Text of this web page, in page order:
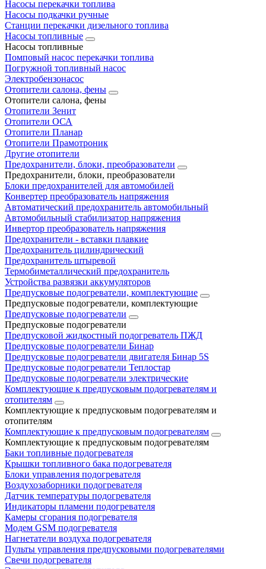
Насосы перекачки топлива
Насосы подкачки ручные
Станции перекачки дизельного топлива
Насосы топливные
Насосы топливные
Помповый насос перекачки топлива
Погружной топливный насос
Электробензонасос
Отопители салона, фены
Отопители салона, фены
Отопители Зенит
Отопители ОСА
Отопители Планар
Отопители Прамотроник
Другие отопители
Предохранители, блоки, преобразователи
Предохранители, блоки, преобразователи
Блоки предохранителей для автомобилей
Конвертер преобразователь напряжения
Автоматический предохранитель автомобильный
Автомобильный стабилизатор напряжения
Инвертор преобразователь напряжения
Предохранители - вставки плавкие
Предохранитель цилиндрический
Предохранитель штыревой
Термобиметаллический предохранитель
Устройства развязки аккумуляторов
Предпусковые подогреватели, комплектующие
Предпусковые подогреватели, комплектующие
Предпусковые подогреватели
Предпусковые подогреватели
Предпусковой жидкостный подогреватель ПЖД
Предпусковые подогреватели Бинар
Предпусковые подогреватели двигателя Бинар 5S
Предпусковые подогреватели Теплостар
Предпусковые подогреватели электрические
Комплектующие к предпусковым подогревателям и
отопителям
Комплектующие к предпусковым подогревателям и
отопителям
Комплектующие к предпусковым подогревателям
Комплектующие к предпусковым подогревателям
Баки топливные подогревателя
Крышки топливного бака подогревателя
Блоки управления подогревателя
Воздухозаборники подогревателя
Датчик температуры подогревателя
Индикаторы пламени подогревателя
Камеры сгорания подогревателя
Модем GSM подогревателя
Нагнетатели воздуха подогревателя
Пульты управления предпусковыми подогревателями
Свечи подогревателя